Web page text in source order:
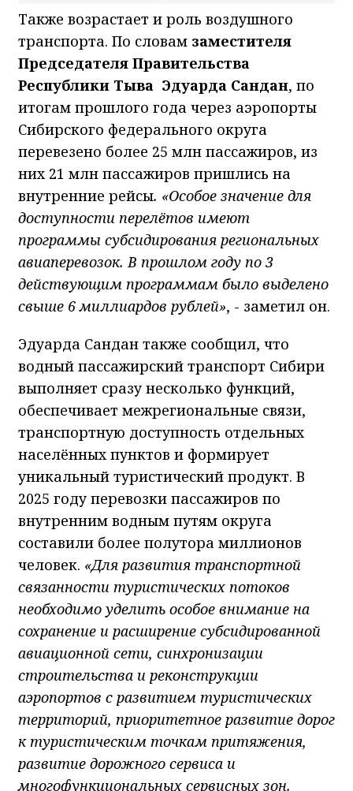
Также возрастает и роль воздушного
транспорта. По словам заместителя
Председателя Правительства
Республики Тыва Эдуарда Cандан, по
итогам прошлого года через аэропорты
Сибирского федерального округа
перевезено более 25 млн пассажиров, из
них 21 млн пассажиров пришлись на
внутренние рейсы. «Особое значение для
доступности перелётов имеют
программы субсидирования региональных
авиаперевозок. В прошлом году по 3
действующим программам было выделено
свыше 6 миллиардов рублей», - заметил он.
Эдуарда Cандан также сообщил, что
водный пассажирский транспорт Сибири
выполняет сразу несколько функций,
обеспечивает межрегиональные связи,
транспортную доступность отдельных
населённых пунктов и формирует
уникальный туристический продукт. В
2025 году перевозки пассажиров по
внутренним водным путям округа
составили более полутора миллионов
человек. «Для развития транспортной
связанности туристических потоков
необходимо уделить особое внимание на
сохранение и расширение субсидированной
авиационной сети, синхронизации
строительства и реконструкции
аэропортов с развитием туристических
территорий, приоритетное развитие дорог
к туристическим точкам притяжения,
развитие дорожного сервиса и
многофункциональных сервисных зон.